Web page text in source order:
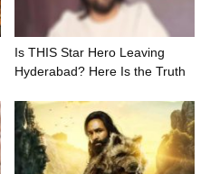
Is THIS Star Hero Leaving
Hyderabad? Here Is the Truth